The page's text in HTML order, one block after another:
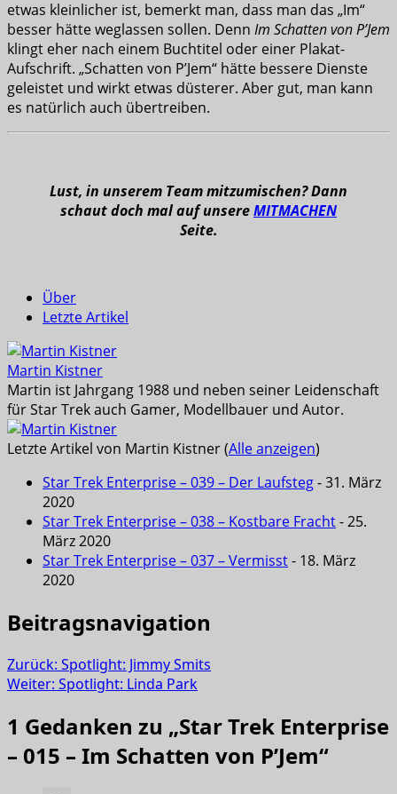
etwas kleinlicher ist, bemerkt man, dass man das „Im“
besser hätte weglassen sollen. Denn Im Schatten von P’Jem
klingt eher nach einem Buchtitel oder einer Plakat-
Aufschrift. „Schatten von P’Jem“ hätte bessere Dienste
geleistet und wirkt etwas düsterer. Aber gut, man kann
es natürlich auch übertreiben.
Lust, in unserem Team mitzumischen? Dann
schaut doch mal auf unsereMITMACHEN
Seite.
Über
Letzte Artikel
Martin Kistner
Martin ist Jahrgang 1988 und neben seiner Leidenschaft
für Star Trek auch Gamer, Modellbauer und Autor.
Letzte Artikel von Martin Kistner(Alle anzeigen)
Star Trek Enterprise – 039 – Der Laufsteg- 31. März
2020
Star Trek Enterprise – 038 – Kostbare Fracht- 25.
März 2020
Star Trek Enterprise – 037 – Vermisst- 18. März
2020
Beitragsnavigation
Zurück: Spotlight: Jimmy Smits
Weiter: Spotlight: Linda Park
1 Gedanken zu „Star Trek Enterprise
– 015 – Im Schatten von P’Jem“